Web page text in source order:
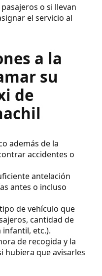
o si llevan
el servicio al
a la
su
de
además de la
accidentes o
antelación
antes o incluso
de vehículo que
cantidad de
infantil, etc.).
de recogida y la
hubiera que avisarles